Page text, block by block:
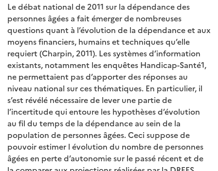
Le débat national de 2011 sur la dépendance des
personnes âgées a fait émerger de nombreuses
questions quant à l’évolution de la dépendance et aux
moyens financiers, humains et techniques qu’elle
requiert (Charpin, 2011). Les systèmes d’information
existants, notamment les enquêtes Handicap-Santé1,
ne permettaient pas d’apporter des réponses au
niveau national sur ces thématiques. En particulier, il
s’est révélé nécessaire de lever une partie de
l’incertitude qui entoure les hypothèses d’évolution
au fil du temps de la dépendance au sein de la
population de personnes âgées. Ceci suppose de
pouvoir estimer l évolution du nombre de personnes
âgées en perte d’autonomie sur le passé récent et de